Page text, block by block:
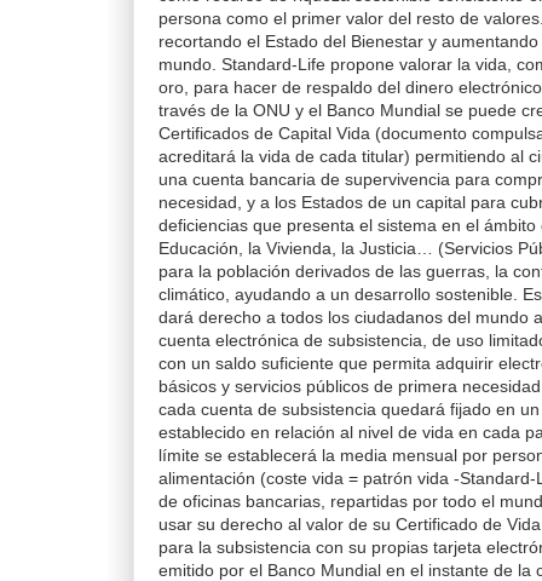
persona como el primer valor del resto de
recortando el Estado del Bienestar y
mundo. Standard-Life propone valorar la vida,
oro, para hacer de respaldo del dinero
través de la ONU y el Banco Mundial se puede
Certificados de Capital Vida (documento
acreditará la vida de cada titular) permitiendo al
una cuenta bancaria de supervivencia para
necesidad, y a los Estados de un capital para
deficiencias que presenta el sistema en el ámbito
Educación, la Vivienda, la Justicia… (Servicios
para la población derivados de las guerras, la
climático, ayudando a un desarrollo sostenible.
dará derecho a todos los ciudadanos del mundo
cuenta electrónica de subsistencia, de uso
con un saldo suficiente que permita adquirir
básicos y servicios públicos de primera
cada cuenta de subsistencia quedará fijado en
establecido en relación al nivel de vida en cada
límite se establecerá la media mensual por
alimentación (coste vida = patrón vida -Standard-
de oficinas bancarias, repartidas por todo el
usar su derecho al valor de su Certificado de
para la subsistencia con su propias tarjeta
emitido por el Banco Mundial en el instante de la